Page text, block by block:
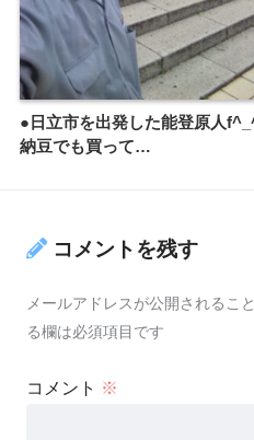
●日立市を出発した能登原人
納豆でも買って…
コメントを残す
メールアドレスが公開されるこ
る欄は必須項目です
コメント ※